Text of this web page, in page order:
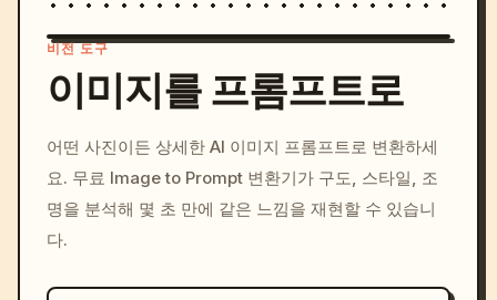
c, cyberpunk sunset, neon
colors, 8k --v 6.0
비전 도구
이미지를 프롬프트로
어떤 사진이든 상세한 AI 이미지 프롬프트로 변환하세
요. 무료 Image to Prompt 변환기가 구도, 스타일, 조
명을 분석해 몇 초 만에 같은 느낌을 재현할 수 있습니
다.